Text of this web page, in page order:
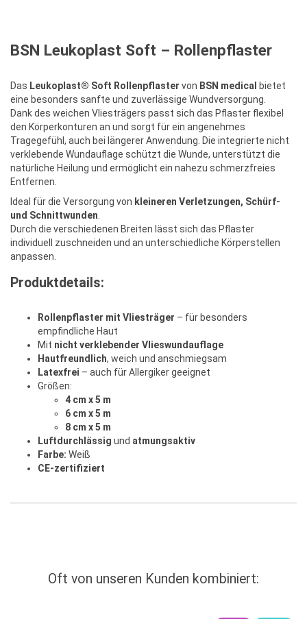
BSN Leukoplast Soft – Rollenpflaster
Das Leukoplast® Soft Rollenpflaster von BSN medical bietet
eine besonders sanfte und zuverlässige Wundversorgung.
Dank des weichen Vliesträgers passt sich das Pflaster flexibel
den Körperkonturen an und sorgt für ein angenehmes
Tragegefühl, auch bei längerer Anwendung. Die integrierte nicht
verklebende Wundauflage schützt die Wunde, unterstützt die
natürliche Heilung und ermöglicht ein nahezu schmerzfreies
Entfernen.
Ideal für die Versorgung von kleineren Verletzungen, Schürf-
und Schnittwunden
Durch die verschiedenen Breiten lässt sich das Pflaster
individuell zuschneiden und an unterschiedliche Körperstellen
anpassen.
Produktdetails:
Rollenpflaster mit Vliesträger – für besonders
empfindliche Haut
Mit nicht verklebender Vlieswundauflage
Hautfreundlich, weich und anschmiegsam
Latexfrei – auch für Allergiker geeignet
Größen:
4 cm x 5 m
6 cm x 5 m
8 cm x 5 m
Luftdurchlässig und atmungsaktiv
Farbe: Weiß
CE-zertifiziert
Oft von unseren Kunden kombiniert: